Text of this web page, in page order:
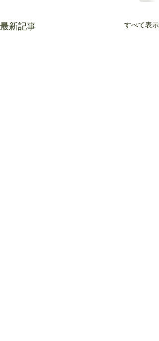
最新記事 すべて表示